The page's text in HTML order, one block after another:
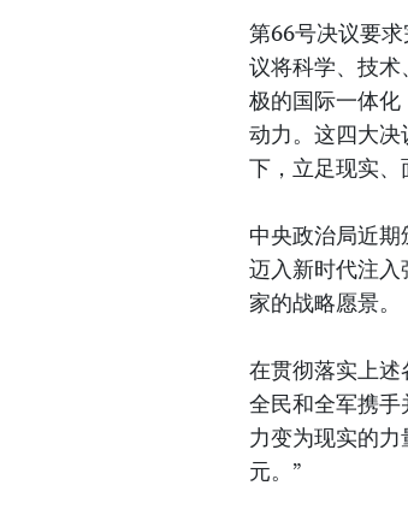
第66号决议要
议将科学、技
极的国际一体
动力。这四大
下，立足现实、
中央政治局近
迈入新时代注入
家的战略愿景。
在贯彻落实上述
全民和全军携
力变为现实的
元。”